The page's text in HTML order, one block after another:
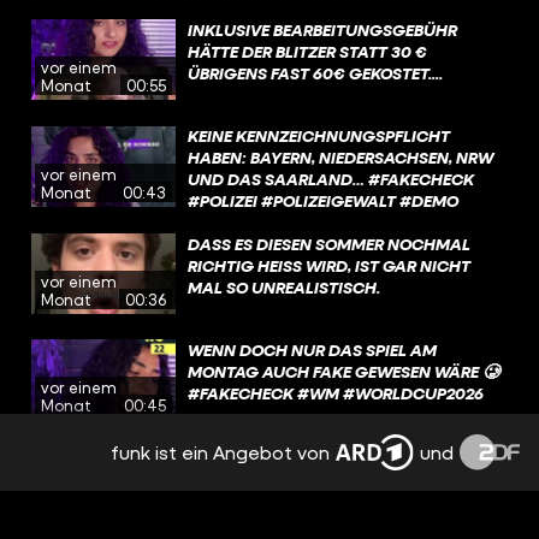
ÜR VERBOTENE BOTSCHAFTEN BENUTZT W
ERDEN
vor einem
Monat
00:55
INKLUSIVE BEARBEITUNGSGEBÜHR
HÄTTE DER BLITZER STATT 30 €
ÜBRIGENS FAST 60€ GEKOSTET....
vor einem
Monat
00:43
KEINE KENNZEICHNUNGSPFLICHT
HABEN: BAYERN, NIEDERSACHSEN, NRW
UND DAS SAARLAND… #FAKECHECK
#POLIZEI #POLIZEIGEWALT #DEMO
vor einem
Monat
00:36
DASS ES DIESEN SOMMER NOCHMAL
RICHTIG HEISS WIRD, IST GAR NICHT M
AL SO UNREALISTISCH.
vor einem
Monat
00:45
WENN DOCH NUR DAS SPIEL AM
MONTAG AUCH FAKE GEWESEN WÄRE 🥲
#FAKECHECK #WM #WORLDCUP2026
vor einem
BTW: DIE FIRMA HAT LEIDER NIE AUF
UNSERE MAIL GEANTWORTET 🥀
funk ist ein Angebot von und